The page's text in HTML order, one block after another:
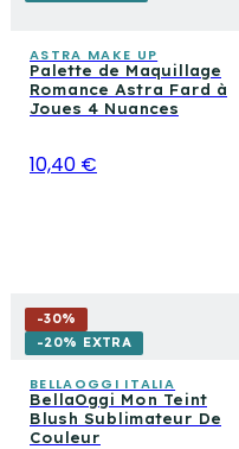
ASTRA MAKE UP
Palette de Maquillage
Romance Astra Fard à
Joues 4 Nuances
10,40 €
-30%
-20% EXTRA
BELLAOGGI ITALIA
BellaOggi Mon Teint
Blush Sublimateur De
Couleur